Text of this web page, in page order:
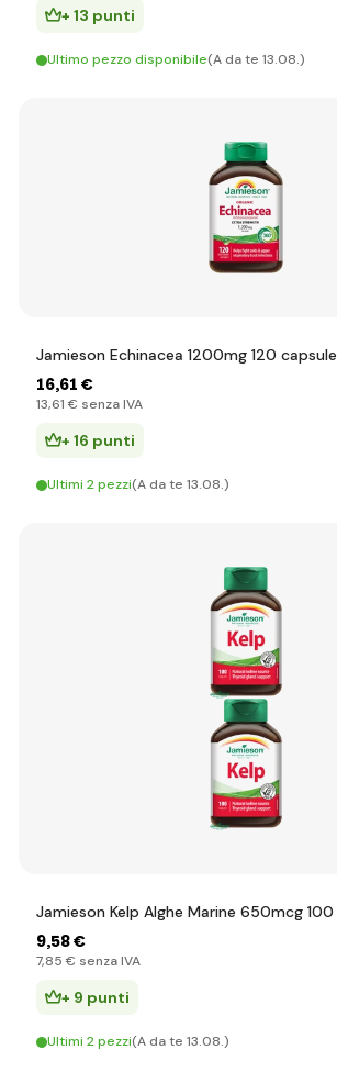
+ 13 punti
Ultimo pezzo disponibile(A da te 13.08.)
Jamieson Echinacea 1200mg 120 capsule
16,61 €
13,61 € senza IVA
+ 16 punti
Ultimi 2 pezzi(A da te 13.08.)
Jamieson Kelp Alghe Marine 650mcg
9,58 €
7,85 € senza IVA
+ 9 punti
Ultimi 2 pezzi(A da te 13.08.)